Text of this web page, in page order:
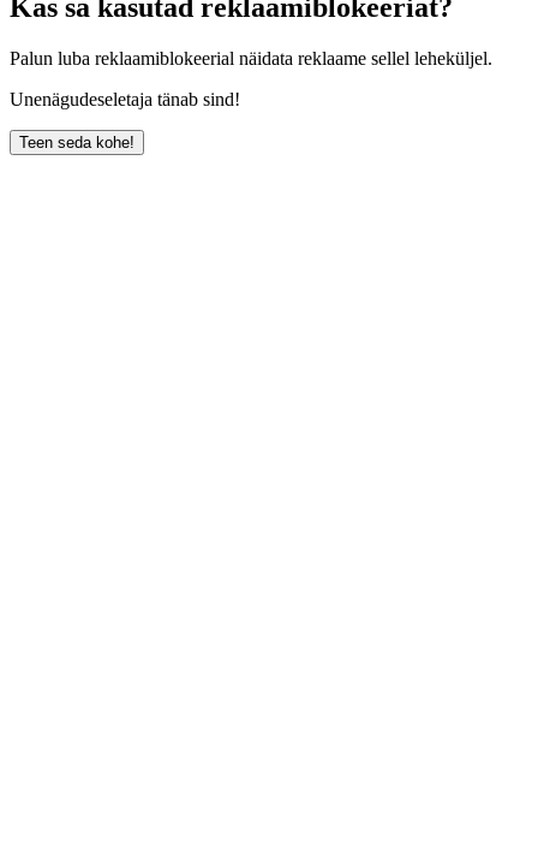
Kas sa kasutad reklaamiblokeeriat?
Palun luba reklaamiblokeerial näidata reklaame sellel leheküljel.
Unenägudeseletaja tänab sind!
Teen seda kohe!